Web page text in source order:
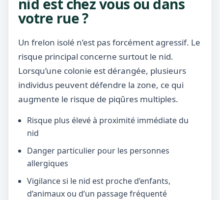
nid est chez vous ou dans
votre rue ?
Un frelon isolé n’est pas forcément agressif. Le
risque principal concerne surtout le nid.
Lorsqu’une colonie est dérangée, plusieurs
individus peuvent défendre la zone, ce qui
augmente le risque de piqûres multiples.
Risque plus élevé à proximité immédiate du
nid
Danger particulier pour les personnes
allergiques
Vigilance si le nid est proche d’enfants,
d’animaux ou d’un passage fréquenté